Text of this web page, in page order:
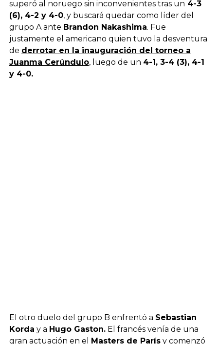
superó al noruego sin inconvenientes tras un 4-3
(6), 4-2 y 4-0, y buscará quedar como líder del
grupo A ante Brandon Nakashima. Fue
justamente el americano quien tuvo la desventura
de derrotar en la inauguración del torneo a
Juanma Cerúndulo, luego de un 4-1, 3-4 (3), 4-1
y 4-0.
El otro duelo del grupo B enfrentó a Sebastian
Korda y a Hugo Gaston.El francés venía de una
gran actuación en el Masters de Parísy comenzó